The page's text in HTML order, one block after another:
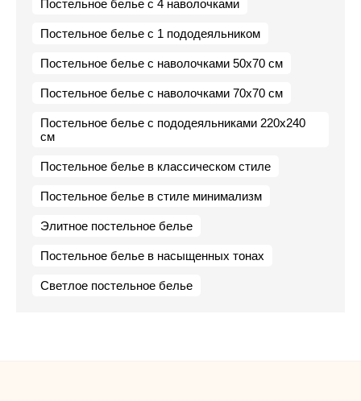
Постельное белье с 4 наволочками
Постельное белье с 1 пододеяльником
Постельное белье с наволочками 50х70 см
Постельное белье с наволочками 70х70 см
Постельное белье с пододеяльниками 220х240
см
Постельное белье в классическом стиле
Постельное белье в стиле минимализм
Элитное постельное белье
Постельное белье в насыщенных тонах
Светлое постельное белье